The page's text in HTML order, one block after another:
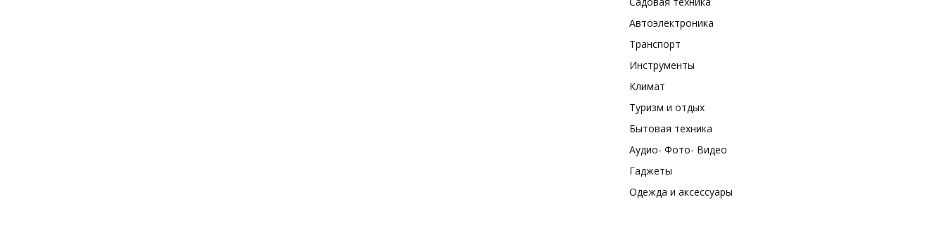
Автоэлектроника
Транспорт
Инструменты
Климат
Туризм и отдых
Бытовая техника
Аудио- Фото- Видео
Гаджеты
Одежда и аксессуары